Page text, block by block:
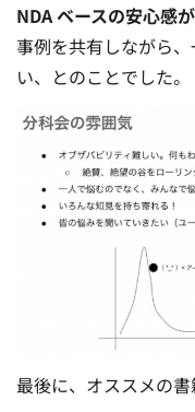
NDA ベースの安心感
事例を共有しながら
い、とのことでした。
最後に、オススメの